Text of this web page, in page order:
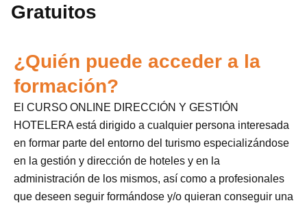
Gratuitos
¿Quién puede acceder a la
formación?
El CURSO ONLINE DIRECCIÓN Y GESTIÓN
HOTELERA está dirigido a cualquier persona interesada
en formar parte del entorno del turismo especializándose
en la gestión y dirección de hoteles y en la
administración de los mismos, así como a profesionales
que deseen seguir formándose y/o quieran conseguir una